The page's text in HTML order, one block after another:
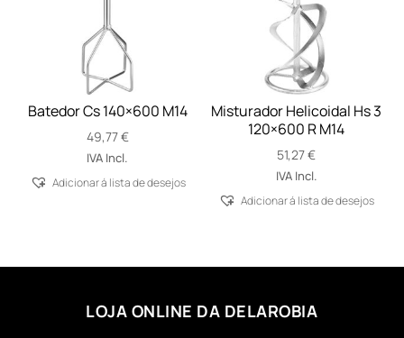
Batedor Cs 140×600 M14
49,77€
IVA Incl.
Adicionar á lista de desejos
Misturador Helicoidal Hs 3
120×600 R M14
51,27€
IVA Incl.
Adicionar á lista de desejos
LOJA ONLINE DA DELAROBIA